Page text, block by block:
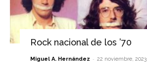
Rock nacional de los ’70
Miguel A. Hernández - 22 noviembre, 2023